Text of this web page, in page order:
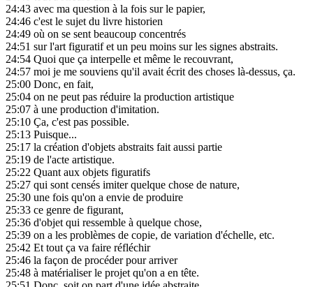
24:43 avec ma question à la fois sur le papier,
24:46 c'est le sujet du livre historien
24:49 où on se sent beaucoup concentrés
24:51 sur l'art figuratif et un peu moins sur les signes abstraits.
24:54 Quoi que ça interpelle et même le recouvrant,
24:57 moi je me souviens qu'il avait écrit des choses là-dessus, ça.
25:00 Donc, en fait,
25:04 on ne peut pas réduire la production artistique
25:07 à une production d'imitation.
25:10 Ça, c'est pas possible.
25:13 Puisque...
25:17 la création d'objets abstraits fait aussi partie
25:19 de l'acte artistique.
25:22 Quant aux objets figuratifs
25:27 qui sont censés imiter quelque chose de nature,
25:30 une fois qu'on a envie de produire
25:33 ce genre de figurant,
25:36 d'objet qui ressemble à quelque chose,
25:39 on a les problèmes de copie, de variation d'échelle, etc.
25:42 Et tout ça va faire réfléchir
25:46 la façon de procéder pour arriver
25:48 à matérialiser le projet qu'on a en tête.